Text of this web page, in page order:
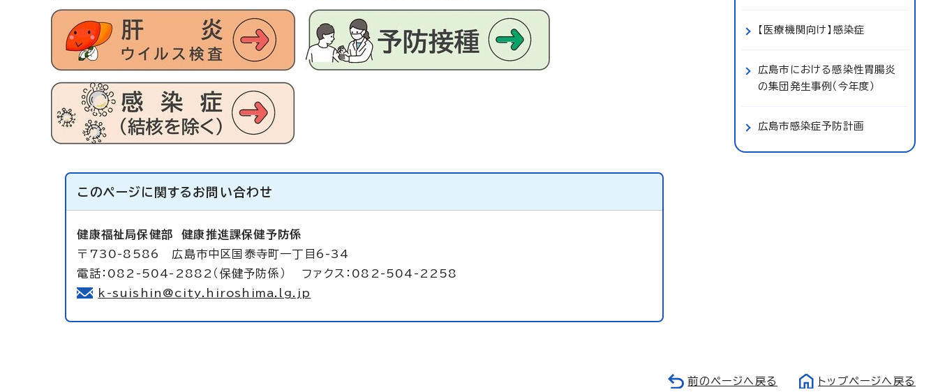
このページに関する お問い合わせ
健康福祉局保健部健康推進課保健予防係
〒730-8586 広島市中区国泰寺町一丁目6-34
電話：082-504-2882（保健予防係） ファクス：082-504-2258
k-suishin@city.hiroshima.lg.jp
【医療機関向け】感染症
広島市における感染性胃腸炎
の集団発生事例（今年度）
広島市感染症予防計画
前のページへ戻る トップページへ戻る